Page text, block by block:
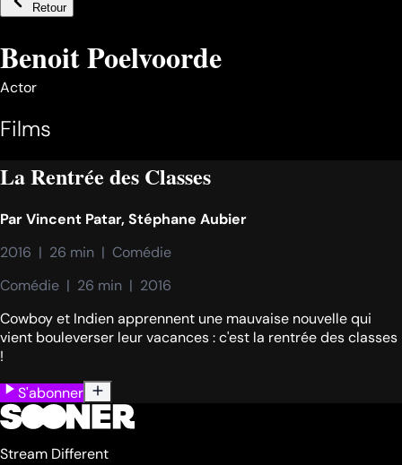
Retour
Benoit Poelvoorde
Actor
Films
La Rentrée des Classes
ParVincent Patar,Stéphane Aubier
2016  |  26 min  |  Comédie
Comédie  |  26 min  |  2016
Cowboy et Indien apprennent une mauvaise nouvelle qui
vient bouleverser leur vacances : c'est la rentrée des classes
!
S'abonner
Stream Different